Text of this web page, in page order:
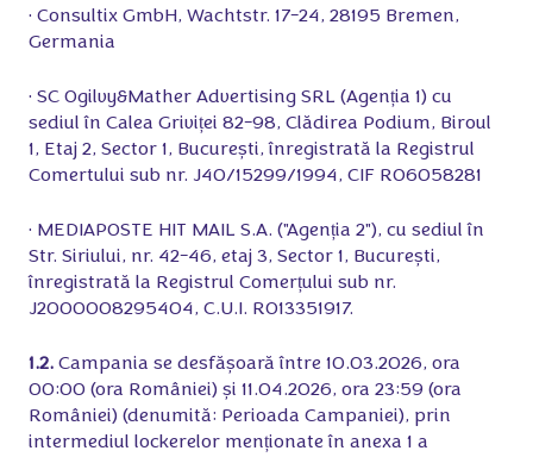
• Consultix GmbH, Wachtstr. 17-24, 28195 Bremen,
Germania
• SC Ogilvy&Mather Advertising SRL (Agenția 1) cu
sediul în Calea Griviței 82-98, Clădirea Podium, Biroul
1, Etaj 2, Sector 1, București, înregistrată la Registrul
Comertului sub nr. J40/15299/1994, CIF RO6058281
• MEDIAPOSTE HIT MAIL S.A. ("Agenția 2"), cu sediul în
Str. Siriului, nr. 42-46, etaj 3, Sector 1, București,
înregistrată la Registrul Comerțului sub nr.
J2000008295404, C.U.I. RO13351917.
1.2. Campania se desfășoară între 10.03.2026, ora
00:00 (ora României) și 11.04.2026, ora 23:59 (ora
României) (denumită: Perioada Campaniei), prin
intermediul lockerelor menționate în anexa 1 a